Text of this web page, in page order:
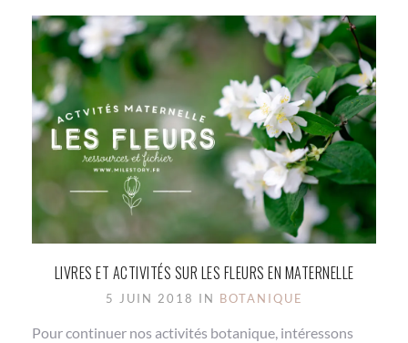
LIVRES ET ACTIVITÉS SUR LES FLEURS EN MATERNELLE
5 JUIN 2018 IN BOTANIQUE
Pour continuer nos activités botanique, intéressons